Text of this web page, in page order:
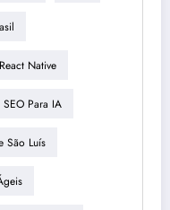
React Native
SEO Para IA
São Luís